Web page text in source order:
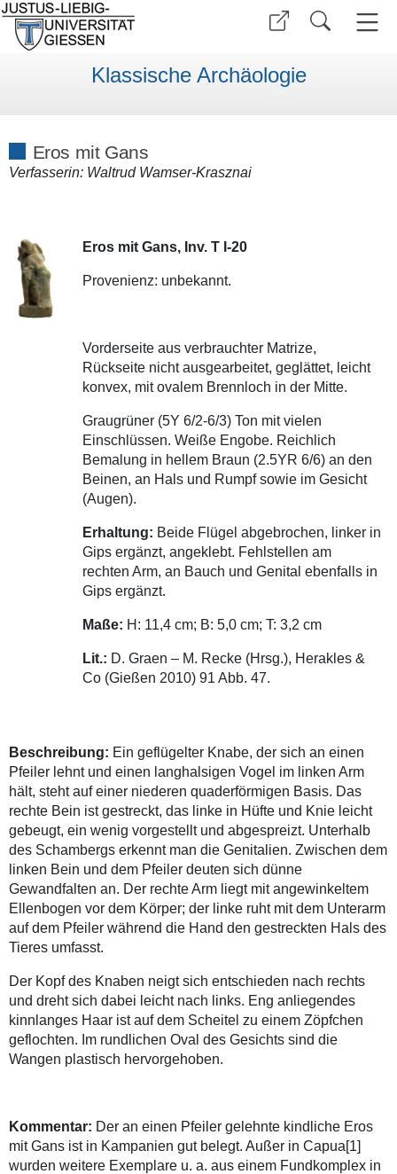
Klassische Archäologie
Eros mit Gans
Verfasserin: Waltrud Wamser-Krasznai
Eros mit Gans, Inv. T I-20
Provenienz: unbekannt.
Vorderseite aus verbrauchter Matrize,
Rückseite nicht ausgearbeitet, geglättet, leicht
konvex, mit ovalem Brennloch in der Mitte.
Graugrüner (5Y 6/2-6/3) Ton mit vielen
Einschlüssen. Weiße Engobe. Reichlich
Bemalung in hellem Braun (2.5YR 6/6) an den
Beinen, an Hals und Rumpf sowie im Gesicht
(Augen).
Erhaltung: Beide Flügel abgebrochen, linker in
Gips ergänzt, angeklebt. Fehlstellen am
rechten Arm, an Bauch und Genital ebenfalls in
Gips ergänzt.
Maße: H: 11,4 cm; B: 5,0 cm; T: 3,2 cm
Lit.: D. Graen – M. Recke (Hrsg.), Herakles &
Co (Gießen 2010) 91 Abb. 47.
Beschreibung: Ein geflügelter Knabe, der sich an einen
Pfeiler lehnt und einen langhalsigen Vogel im linken Arm
hält, steht auf einer niederen quaderförmigen Basis. Das
rechte Bein ist gestreckt, das linke in Hüfte und Knie leicht
gebeugt, ein wenig vorgestellt und abgespreizt. Unterhalb
des Schambergs erkennt man die Genitalien. Zwischen dem
linken Bein und dem Pfeiler deuten sich dünne
Gewandfalten an. Der rechte Arm liegt mit angewinkeltem
Ellenbogen vor dem Körper; der linke ruht mit dem Unterarm
auf dem Pfeiler während die Hand den gestreckten Hals des
Tieres umfasst.
Der Kopf des Knaben neigt sich entschieden nach rechts
und dreht sich dabei leicht nach links. Eng anliegendes
kinnlanges Haar ist auf dem Scheitel zu einem Zöpfchen
geflochten. Im rundlichen Oval des Gesichts sind die
Wangen plastisch hervorgehoben.
Kommentar: Der an einen Pfeiler gelehnte kindliche Eros
mit Gans ist in Kampanien gut belegt. Außer in Capua[1]
wurden weitere Exemplare u. a. aus einem Fundkomplex in